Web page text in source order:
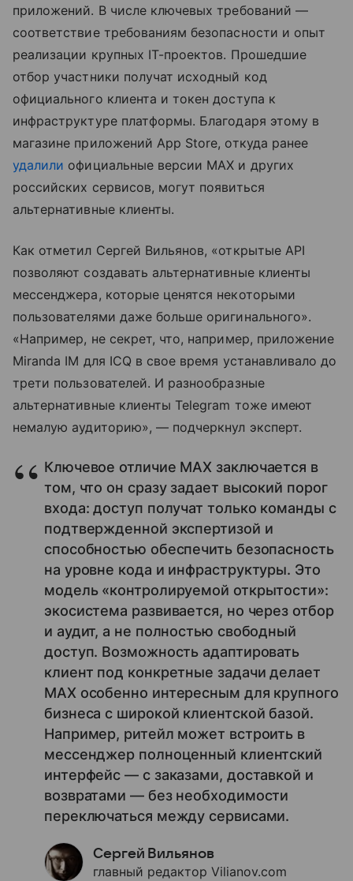
приложений. В числе ключевых требований —
соответствие требованиям безопасности и опыт
реализации крупных IT-проектов. Прошедшие
отбор участники получат исходный код
официального клиента и токен доступа к
инфраструктуре платформы. Благодаря этому в
магазине приложений App Store, откуда ранее
удалили официальные версии MAX и других
российских сервисов, могут появиться
альтернативные клиенты.
Как отметил Сергей Вильянов, «открытые API
позволяют создавать альтернативные клиенты
мессенджера, которые ценятся некоторыми
пользователями даже больше оригинального».
«Например, не секрет, что, например, приложение
Miranda IM для ICQ в свое время устанавливало до
трети пользователей. И разнообразные
альтернативные клиенты Telegram тоже имеют
немалую аудиторию», — подчеркнул эксперт.
Ключевое отличие MAX заключается в
том, что он сразу задает высокий порог
входа: доступ получат только команды с
подтвержденной экспертизой и
способностью обеспечить безопасность
на уровне кода и инфраструктуры. Это
модель «контролируемой открытости»:
экосистема развивается, но через отбор
и аудит, а не полностью свободный
доступ. Возможность адаптировать
клиент под конкретные задачи делает
MAX особенно интересным для крупного
бизнеса с широкой клиентской базой.
Например, ритейл может встроить в
мессенджер полноценный клиентский
интерфейс — с заказами, доставкой и
возвратами — без необходимости
переключаться между сервисами.
Сергей Вильянов
главный редактор Vilianov.com